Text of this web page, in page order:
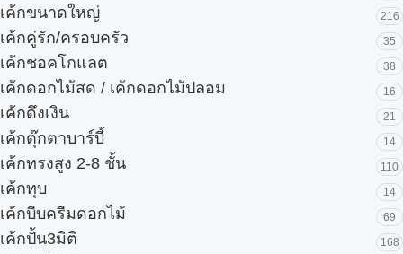
เค้กขนาดใหญ่ 216
เค้กคู่รัก/ครอบครัว 35
เค้กชอคโกแลต 38
เค้กดอกไม้สด / เค้กดอกไม้ปลอม 16
เค้กดึงเงิน 21
เค้กตุ๊กตาบาร์บี้ 14
เค้กทรงสูง 2-8 ชั้น 110
เค้กทุบ 14
เค้กบีบครีมดอกไม้ 69
เค้กปั้น3มิติ 168